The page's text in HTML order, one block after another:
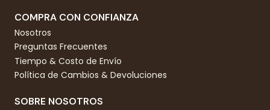
COMPRA CON CONFIANZA
Nosotros
Preguntas Frecuentes
Tiempo & Costo de Envío
Política de Cambios & Devoluciones
SOBRE NOSOTROS